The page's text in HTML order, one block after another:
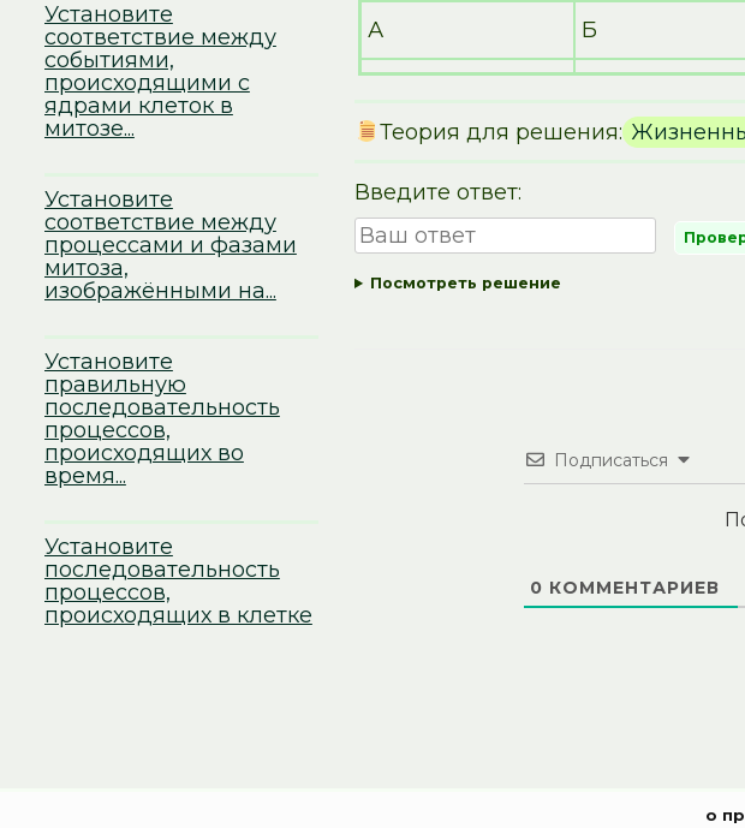
А
Б
Теория для решения:
Введите ответ:
Посмотреть решение
Подписаться
0 КОММЕНТАРИЕВ
Установите
соответствие между
событиями,
происходящими с
ядрами клеток в
митозе...
Установите
соответствие между
процессами и фазами
митоза,
изображёнными на...
Установите
правильную
последовательность
процессов,
происходящих во
время...
Установите
последовательность
процессов,
происходящих в клетке
о